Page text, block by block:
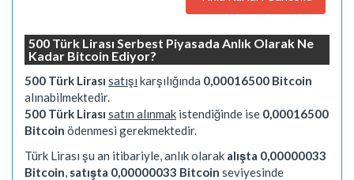
500 Türk Lirası Serbest Piyasada Anlık Olarak Ne
Kadar Bitcoin Ediyor?
500 Türk Lirası satışı karşılığında 0,00016500 Bitcoin
alınabilmektedir.
500 Türk Lirası satın alınmak istendiğinde ise 0,00016500
Bitcoin ödenmesi gerekmektedir.
Türk Lirası şu an itibariyle, anlık olarak alışta 0,00000033
Bitcoin satışta 0,00000033 Bitcoin seviyesinde